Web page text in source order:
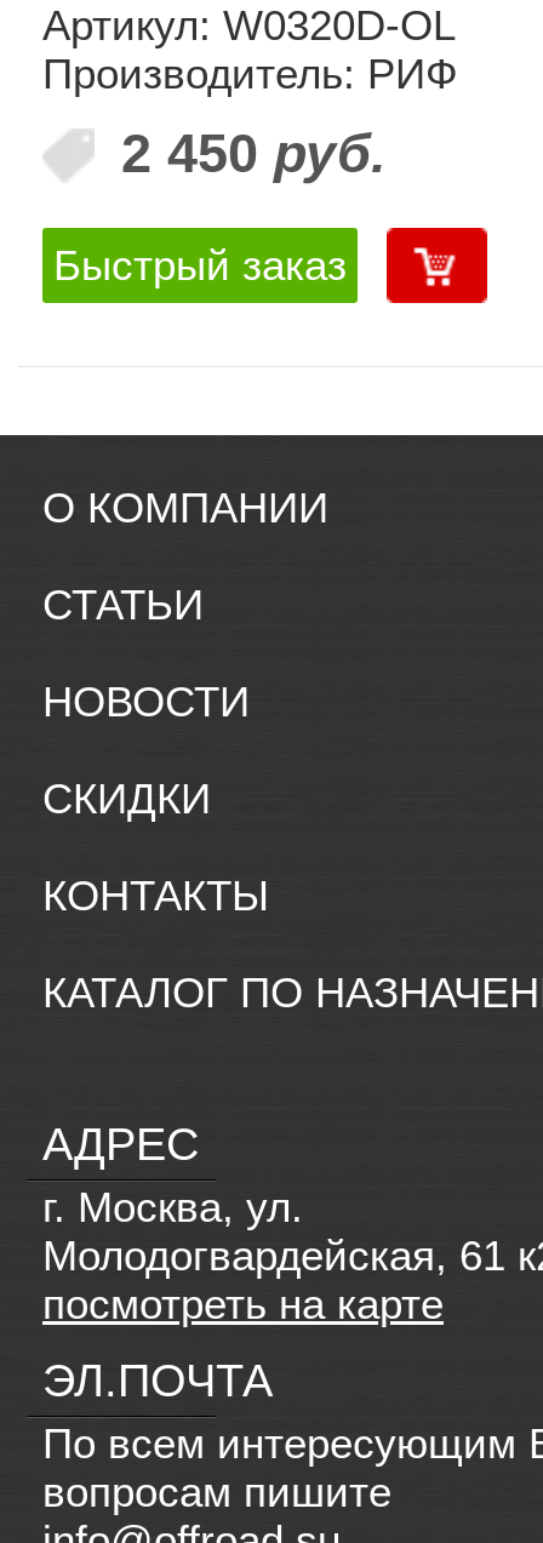
Артикул: W0320D-OL
Производитель: РИФ
2 450 руб.
Быстрый заказ
О КОМПАНИИ
СТАТЬИ
НОВОСТИ
СКИДКИ
КОНТАКТЫ
КАТАЛОГ ПО
АДРЕС
г. Москва, ул.
Молодогвардейская, 61
посмотреть на карте
ЭЛ.ПОЧТА
По всем интересующим
вопросам пишите